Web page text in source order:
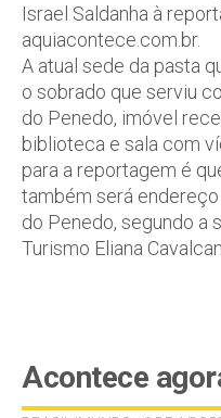
Israel Saldanha à
aquiacontece.com.br.
A atual sede da pasta
o sobrado que serviu
do Penedo, imóvel
biblioteca e sala com
para a reportagem é
também será
do Penedo, segundo a
Turismo Eliana
Acontece